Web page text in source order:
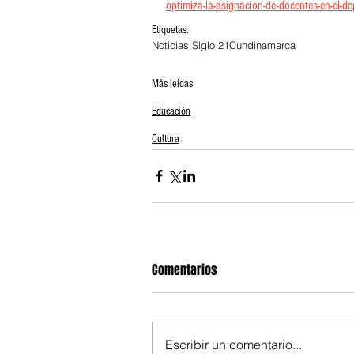
optimiza-la-asignacion-de-docentes-en-el-
Etiquetas:
Noticias Siglo 21Cundinamarca
Más leídas
Educación
Cultura
Comentarios
Escribir un comentario...